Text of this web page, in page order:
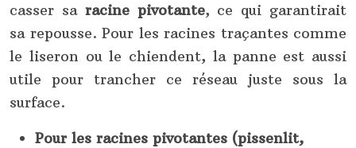
casser sa racine pivotante, ce qui garantirait
sa repousse. Pour les racines traçantes comme
le liseron ou le chiendent, la panne est aussi
utile pour trancher ce réseau juste sous la
surface.
Pour les racines pivotantes (pissenlit,